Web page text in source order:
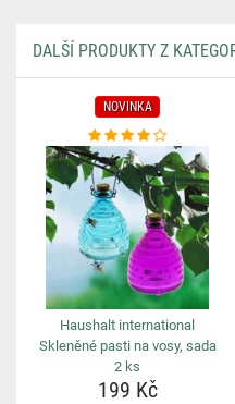
DALŠÍ PRODUKTY Z
NOVINKA
Haushalt international
Skleněné pasti na vosy, sada
2 ks
199 Kč